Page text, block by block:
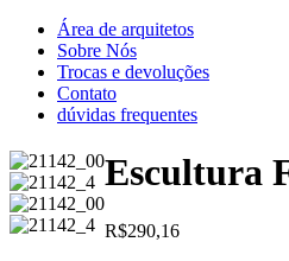
Área de arquitetos
Sobre Nós
Trocas e devoluções
Contato
dúvidas frequentes
Escultura
R$290,16